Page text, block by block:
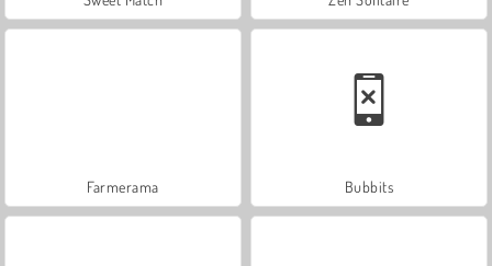
Farmerama Bubbits